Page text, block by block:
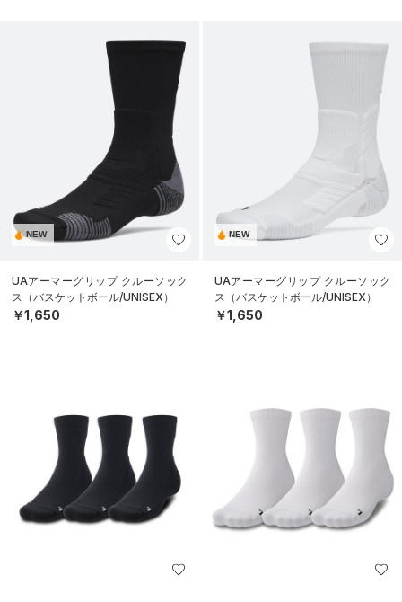
NEW
UAアーマーグリップ クルーソック
ス（バスケットボール/UNISEX）
￥1,650
NEW
UAアーマーグリップ クルーソック
ス（バスケットボール/UNISEX）
￥1,650